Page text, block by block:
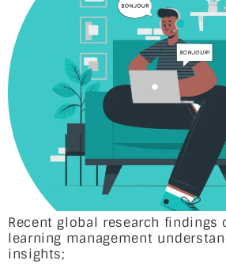
Recent global research findings
learning management
insights;